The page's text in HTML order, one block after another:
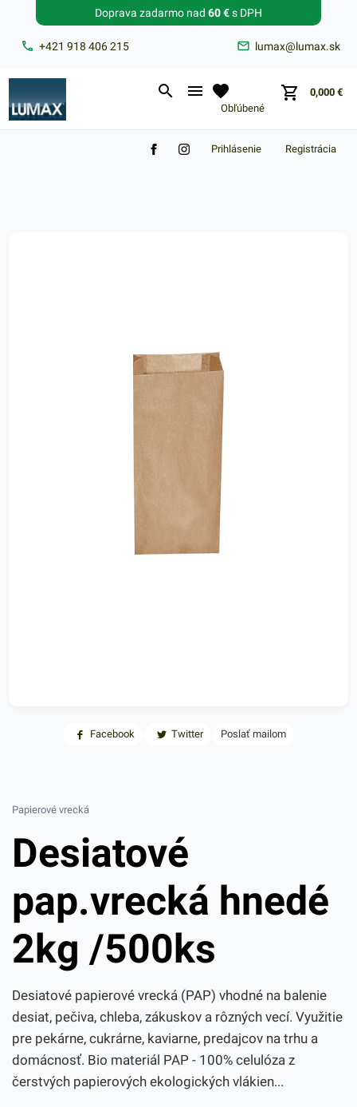
+421 918 406 215 lumax@lumax.sk
Doprava zadarmo nad 60 €s DPH
Obľúbené
0,000 €
Zabudnuté heslo?
Registrácia
Prihlásenie
Facebook Twitter Poslať mailom
Papierové vrecká
Desiatové
pap.vrecká hnedé
2kg /500ks
Desiatové papierové vrecká (PAP) vhodné na balenie
desiat, pečiva, chleba, zákuskov a rôzných vecí. Využitie
pre pekárne, cukrárne, kaviarne, predajcov na trhu a
domácnosť. Bio materiál PAP - 100% celulóza z
čerstvých papierových ekologických vlákien...